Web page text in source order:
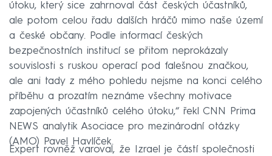
útoku, který sice zahrnoval část českých účastníků,
ale potom celou řadu dalších hráčů mimo naše území
a české občany. Podle informací českých
bezpečnostních institucí se přitom neprokázaly
souvislosti s ruskou operací pod falešnou značkou,
ale ani tady z mého pohledu nejsme na konci celého
příběhu a prozatím neznáme všechny motivace
zapojených účastníků celého útoku,“ řekl CNN Prima
NEWS analytik Asociace pro mezinárodní otázky
(AMO) Pavel Havlíček.
Expert rovněž varoval, že Izrael je částí společnosti